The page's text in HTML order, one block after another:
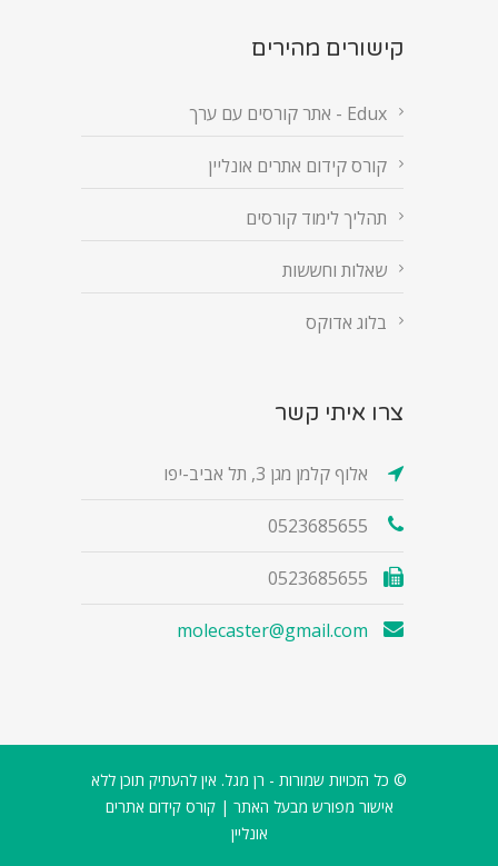
קישורים מהירים
Edux - אתר קורסים עם ערך
קורס קידום אתרים אונליין
תהליך לימוד קורסים
שאלות וחששות
בלוג אדוקס
צרו איתי קשר
אלוף קלמן מגן 3, תל אביב-יפו
0523685655
0523685655
molecaster@gmail.com
© כל הזכויות שמורות - רן מגל. אין להעתיק תוכן ללא
אישור מפורש מבעל האתר |קורס קידום אתרים
אונליין